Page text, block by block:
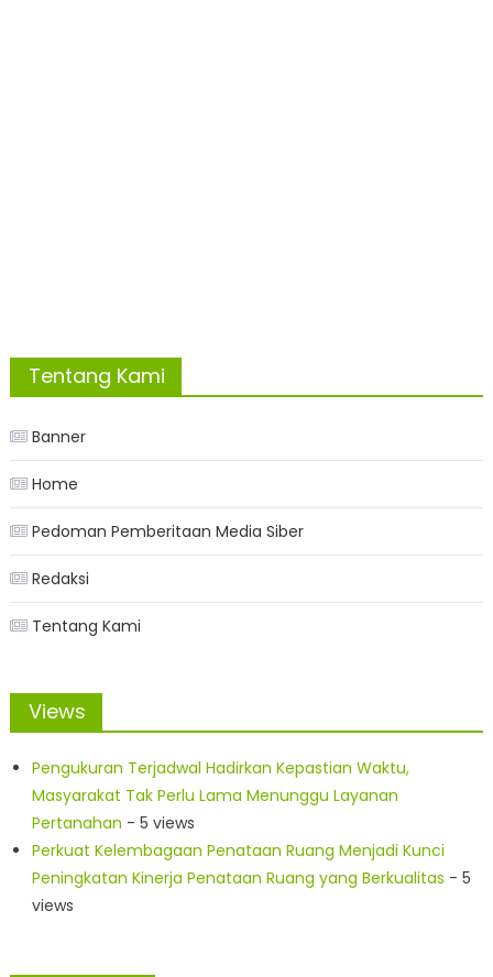
Tentang Kami
Banner
Home
Pedoman Pemberitaan Media Siber
Redaksi
Tentang Kami
Views
Pengukuran Terjadwal Hadirkan Kepastian Waktu,
Masyarakat Tak Perlu Lama Menunggu Layanan
Pertanahan - 5 views
Perkuat Kelembagaan Penataan Ruang Menjadi Kunci
Peningkatan Kinerja Penataan Ruang yang Berkualitas - 5
views